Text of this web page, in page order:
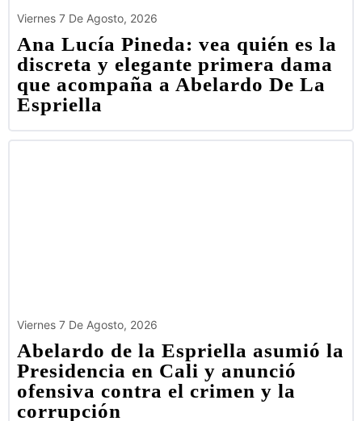
Viernes 7 De Agosto, 2026
Ana Lucía Pineda: vea quién es la
discreta y elegante primera dama
que acompaña a Abelardo De La
Espriella
Viernes 7 De Agosto, 2026
Abelardo de la Espriella asumió la
Presidencia en Cali y anunció
ofensiva contra el crimen y la
corrupción